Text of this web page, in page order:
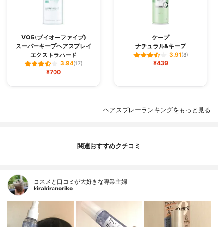
VO5(ブイオーファイブ)
スーパーキープヘアスプレイ
エクストラハード
3.94(17)
¥700
ケープ
ナチュラル&キープ
3.91(8)
¥439
ヘアスプレーランキングをもっと見る
関連おすすめクチコミ
コスメと口コミが大好きな専業主婦
kirakiranoriko